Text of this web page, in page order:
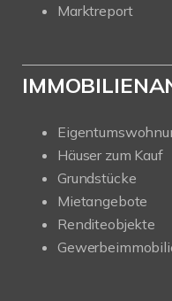
Marktreport
Häuser zum Kauf
Grundstücke
Mietangebote
Renditeobjekte